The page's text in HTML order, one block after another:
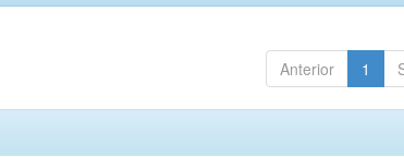
Anterior 1